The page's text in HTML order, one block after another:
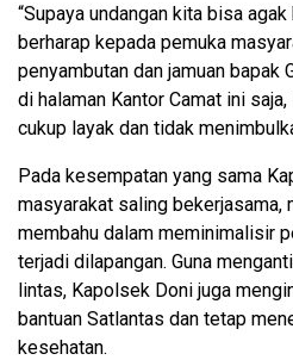
“Supaya undangan kita bisa
berharap kepada pemuka
penyambutan dan jamuan bapak
di halaman Kantor Camat ini
cukup layak dan tidak
Pada kesempatan yang sama
masyarakat saling bekerjasama,
membahu dalam meminimalisir
terjadi dilapangan. Guna
lintas, Kapolsek Doni juga
bantuan Satlantas dan tetap
kesehatan.